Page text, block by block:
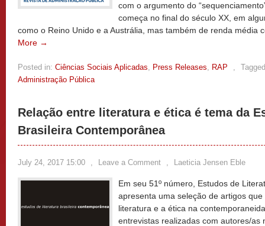
com o argumento do
começa no final do século XX, em
como o Reino Unido e a Austrália, mas também de renda média
More →
Posted in: Ciências Sociais Aplicadas, Press Releases, RAP ,
Administração Pública
Relação entre literatura e ética é tema da
Brasileira Contemporânea
July 24, 2017 15:00 , Leave a Comment , Laeticia Jensen Eble
Em seu 51º número, Estudos de
apresenta uma seleção de artigos
literatura e a ética na
entrevistas realizadas com autores/as